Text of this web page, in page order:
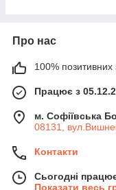
Про нас
100% позитивних
Працює з
м. Софіївська
08131,
Контакти
Сьогодні
Показати весь